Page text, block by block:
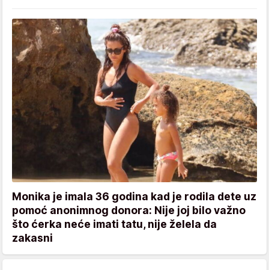
Monika je imala 36 godina kad je rodila dete uz
pomoć anonimnog donora: Nije joj bilo važno
što ćerka neće imati tatu, nije želela da
zakasni